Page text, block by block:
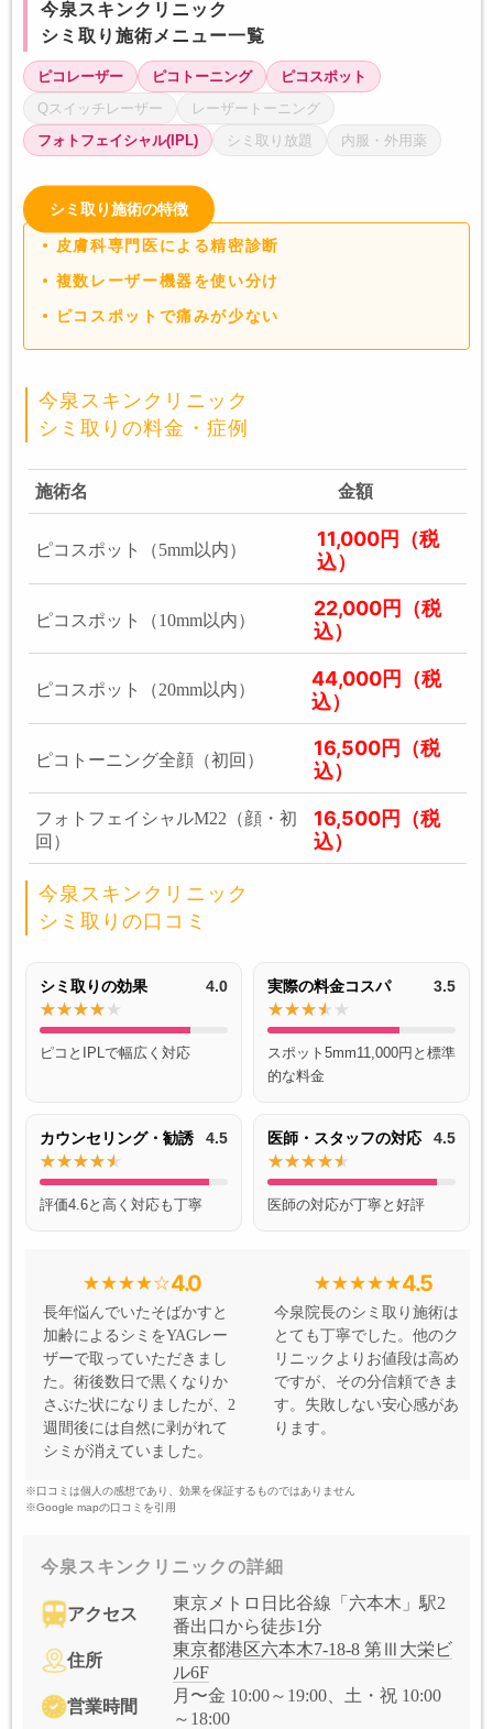
今泉スキンクリニック
シミ取り施術メニュー一覧
ピコレーザー ピコトーニング
ピコスポット
Qスイッチレーザー
レーザートーニング
フォトフェイシャル(IPL)
シミ取り放題 内服・外用薬
シミ取り施術の特徴
皮膚科専門医による精密診断
複数レーザー機器を使い分け
ピコスポットで痛みが少ない
今泉スキンクリニック
シミ取りの料金・症例
施術名 金額
ピコスポット（5mm以内）
11,000円（税
込）
ピコスポット（10mm以内）
22,000円（税
込）
ピコスポット（20mm以内）
44,000円（税
込）
ピコトーニング全顔（初回）
16,500円（税
込）
フォトフェイシャルM22（顔・初
回）
16,500円（税
込）
今泉スキンクリニック
シミ取りの口コミ
シミ取りの効果 4.0
ピコとIPLで幅広く対応
実際の料金コスパ 3.5
スポット5mm11,000円と標準
的な料金
カウンセリング・勧誘 4.5
評価4.6と高く対応も丁寧
医師・スタッフの対応 4.5
医師の対応が丁寧と好評
4.0
長年悩んでいたそばかすと
加齢によるシミをYAGレー
ザーで取っていただきまし
た。術後数日で黒くなりか
さぶた状になりましたが、2
週間後には自然に剥がれて
シミが消えていました。
4.5
今泉院長のシミ取り施術は
とても丁寧でした。他のク
リニックよりお値段は高め
ですが、その分信頼できま
す。失敗しない安心感があ
ります。
※口コミは個人の感想であり、効果を保証するものではありません
※Google mapの口コミを引用
今泉スキンクリニックの詳細
アクセス
東京メトロ日比谷線「六本木」駅2
番出口から徒歩1分
住所
東京都港区六本木7-18-8 第Ⅲ大栄ビ
ル6F
営業時間
月〜金 10:00～19:00、土・祝 10:00
～18:00